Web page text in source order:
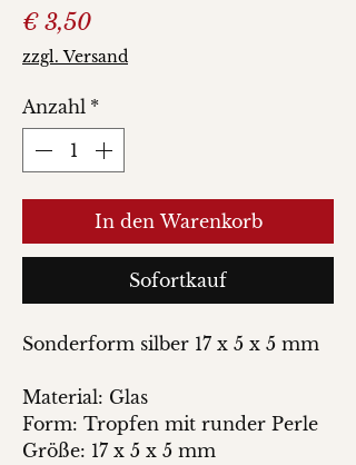
€ 3,50Preis
zzgl. Versand
Anzahl *
In den Warenkorb
Sofortkauf
Sonderform silber 17 x 5 x 5 mm
Material: Glas
Form: Tropfen mit runder Perle
Größe: 17 x 5 x 5 mm